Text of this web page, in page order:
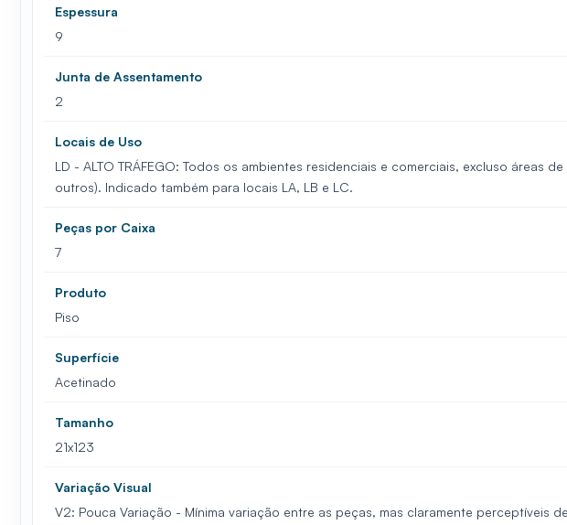
Espessura
9
Junta de Assentamento
2
Locais de Uso
LD - ALTO TRÁFEGO: Todos os ambientes residenciais e comerciais, excluso
outros). Indicado também para locais LA, LB e LC.
Peças por Caixa
7
Produto
Piso
Superfície
Acetinado
Tamanho
21x123
Variação Visual
V2: Pouca Variação - Mínima variação entre as peças, mas claramente perceptíveis